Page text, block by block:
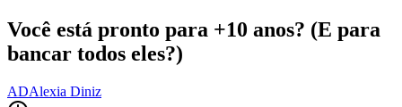
Você está pronto para +10 anos? (E para
bancar todos eles?)
ADAlexia Diniz